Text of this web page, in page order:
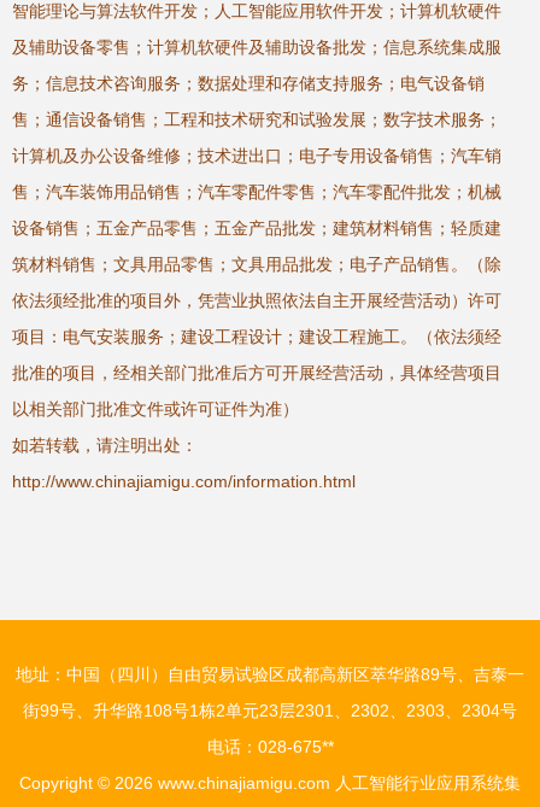
智能理论与算法软件开发；人工智能应用软件开发；计算机软硬件
及辅助设备零售；计算机软硬件及辅助设备批发；信息系统集成服
务；信息技术咨询服务；数据处理和存储支持服务；电气设备销
售；通信设备销售；工程和技术研究和试验发展；数字技术服务；
计算机及办公设备维修；技术进出口；电子专用设备销售；汽车销
售；汽车装饰用品销售；汽车零配件零售；汽车零配件批发；机械
设备销售；五金产品零售；五金产品批发；建筑材料销售；轻质建
筑材料销售；文具用品零售；文具用品批发；电子产品销售。（除
依法须经批准的项目外，凭营业执照依法自主开展经营活动）许可
项目：电气安装服务；建设工程设计；建设工程施工。（依法须经
批准的项目，经相关部门批准后方可开展经营活动，具体经营项目
以相关部门批准文件或许可证件为准）
如若转载，请注明出处：
http://www.chinajiamigu.com/information.html
地址：中国（四川）自由贸易试验区成都高新区萃华路89号、吉泰一
街99号、升华路108号1栋2单元23层2301、2302、2303、2304号
电话：028-675**
Copyright © 2026 www.chinajiamigu.com 人工智能行业应用系统集